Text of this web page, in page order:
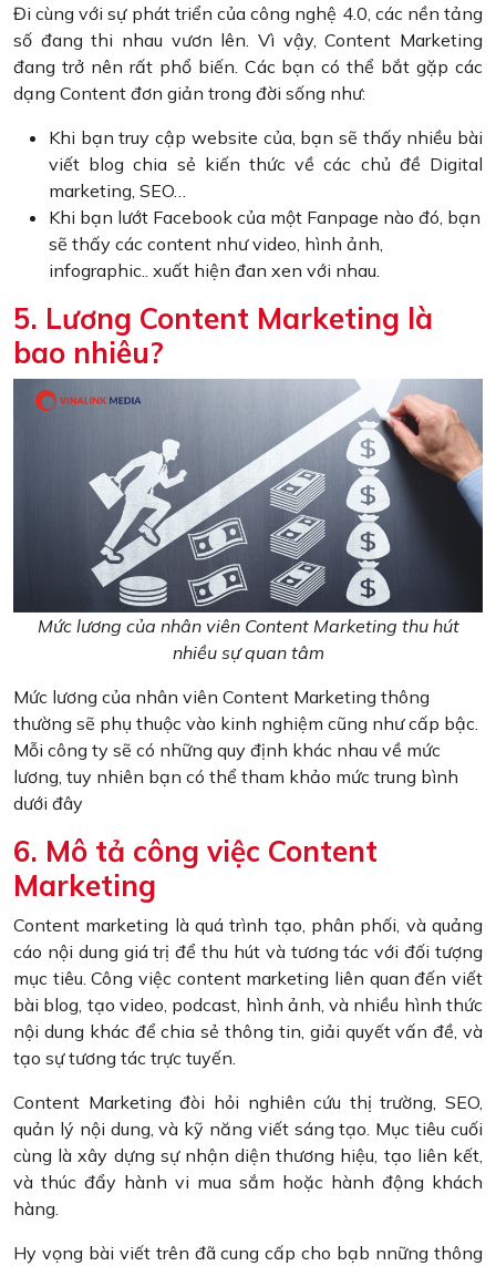
Đi cùng với sự phát triển của công nghệ 4.0, các nền tảng
số đang thi nhau vươn lên. Vì vậy, Content Marketing
đang trở nên rất phổ biến. Các bạn có thể bắt gặp các
dạng Content đơn giản trong đời sống như:
Khi bạn truy cập website của, bạn sẽ thấy nhiều bài
viết blog chia sẻ kiến thức về các chủ đề Digital
marketing, SEO…
Khi bạn lướt Facebook của một Fanpage nào đó, bạn
sẽ thấy các content như video, hình ảnh,
infographic.. xuất hiện đan xen với nhau.
5. Lương Content Marketing là
bao nhiêu?
Mức lương của nhân viên Content Marketing thu hút
nhiều sự quan tâm
Mức lương của nhân viên Content Marketing thông
thường sẽ phụ thuộc vào kinh nghiệm cũng như cấp bậc.
Mỗi công ty sẽ có những quy định khác nhau về mức
lương, tuy nhiên bạn có thể tham khảo mức trung bình
dưới đây
6. Mô tả công việc Content
Marketing
Content marketing là quá trình tạo, phân phối, và quảng
cáo nội dung giá trị để thu hút và tương tác với đối tượng
mục tiêu. Công việc content marketing liên quan đến viết
bài blog, tạo video, podcast, hình ảnh, và nhiều hình thức
nội dung khác để chia sẻ thông tin, giải quyết vấn đề, và
tạo sự tương tác trực tuyến.
Content Marketing đòi hỏi nghiên cứu thị trường, SEO,
quản lý nội dung, và kỹ năng viết sáng tạo. Mục tiêu cuối
cùng là xây dựng sự nhận diện thương hiệu, tạo liên kết,
và thúc đẩy hành vi mua sắm hoặc hành động khách
hàng.
Hy vọng bài viết trên đã cung cấp cho bạb nnững thông